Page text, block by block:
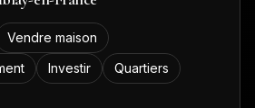
Vendre maison
Investir
Quartiers